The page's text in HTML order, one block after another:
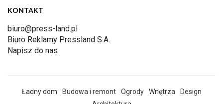
KONTAKT
biuro@press-land.pl
Biuro Reklamy Pressland S.A.
Napisz do nas
Ładny dom Budowa i remont Ogrody Wnętrza
Design